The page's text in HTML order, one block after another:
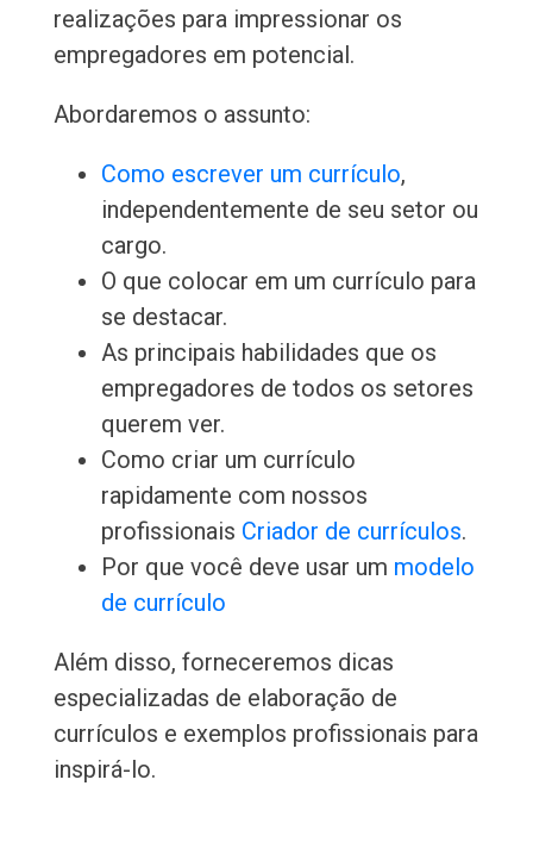
realizações para impressionar os
empregadores em potencial.
Abordaremos o assunto:
Como escrever um currículo,
independentemente de seu setor ou
cargo.
O que colocar em um currículo para
se destacar.
As principais habilidades que os
empregadores de todos os setores
querem ver.
Como criar um currículo
rapidamente com nossos
profissionais Criador de currículos.
Por que você deve usar um modelo
de currículo
Além disso, forneceremos dicas
especializadas de elaboração de
currículos e exemplos profissionais para
inspirá-lo.